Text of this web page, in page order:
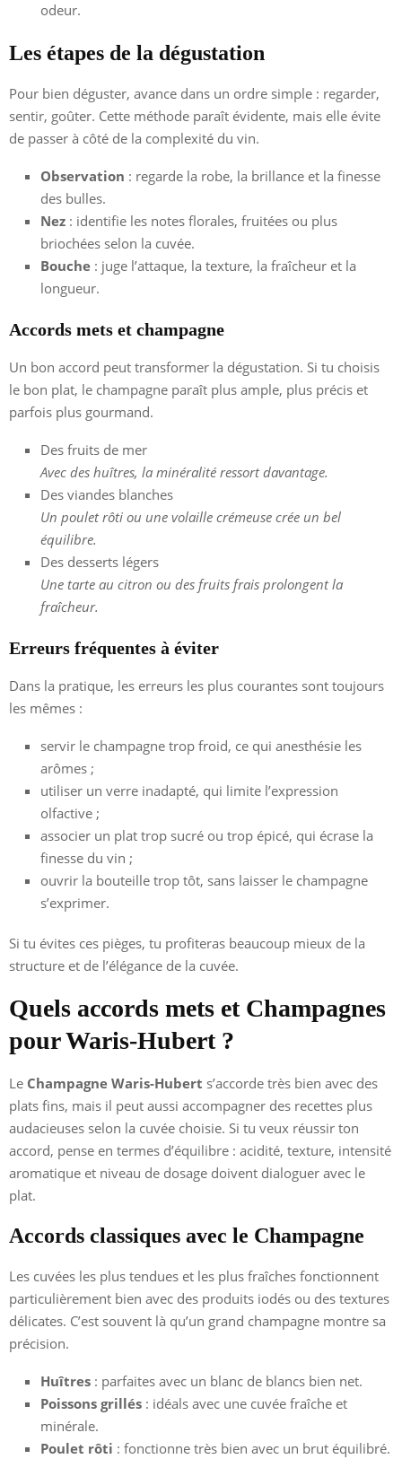
odeur.
Les étapes de la dégustation
Pour bien déguster, avance dans un ordre simple : regarder,
sentir, goûter. Cette méthode paraît évidente, mais elle évite
de passer à côté de la complexité du vin.
Observation : regarde la robe, la brillance et la finesse
des bulles.
Nez : identifie les notes florales, fruitées ou plus
briochées selon la cuvée.
Bouche : juge l’attaque, la texture, la fraîcheur et la
longueur.
Accords mets et champagne
Un bon accord peut transformer la dégustation. Si tu choisis
le bon plat, le champagne paraît plus ample, plus précis et
parfois plus gourmand.
Des fruits de mer
Avec des huîtres, la minéralité ressort davantage.
Des viandes blanches
Un poulet rôti ou une volaille crémeuse crée un bel
équilibre.
Des desserts légers
Une tarte au citron ou des fruits frais prolongent la
fraîcheur.
Erreurs fréquentes à éviter
Dans la pratique, les erreurs les plus courantes sont toujours
les mêmes :
servir le champagne trop froid, ce qui anesthésie les
arômes ;
utiliser un verre inadapté, qui limite l’expression
olfactive ;
associer un plat trop sucré ou trop épicé, qui écrase la
finesse du vin ;
ouvrir la bouteille trop tôt, sans laisser le champagne
s’exprimer.
Si tu évites ces pièges, tu profiteras beaucoup mieux de la
structure et de l’élégance de la cuvée.
Quels accords mets et Champagnes
pour Waris-Hubert ?
Le Champagne Waris-Hubert s’accorde très bien avec des
plats fins, mais il peut aussi accompagner des recettes plus
audacieuses selon la cuvée choisie. Si tu veux réussir ton
accord, pense en termes d’équilibre : acidité, texture, intensité
aromatique et niveau de dosage doivent dialoguer avec le
plat.
Accords classiques avec le Champagne
Les cuvées les plus tendues et les plus fraîches fonctionnent
particulièrement bien avec des produits iodés ou des textures
délicates. C’est souvent là qu’un grand champagne montre sa
précision.
Huîtres : parfaites avec un blanc de blancs bien net.
Poissons grillés : idéals avec une cuvée fraîche et
minérale.
Poulet rôti : fonctionne très bien avec un brut équilibré.